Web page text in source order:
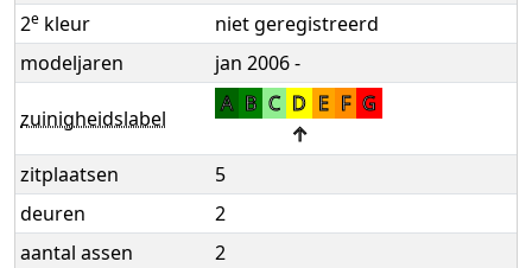
2e kleur
niet geregistreerd
modeljaren
jan 2006 -
zuinigheidslabel
A B C D E F G
↑
zitplaatsen
5
deuren
2
aantal assen
2